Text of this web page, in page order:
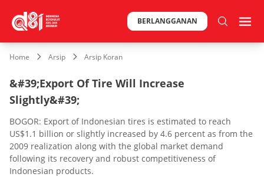
BERLANGGANAN
Home Arsip Arsip Koran
&#39;Export Of Tire Will Increase
Slightly&#39;
BOGOR: Export of Indonesian tires is estimated to reach
US$1.1 billion or slightly increased by 4.6 percent as from the
2009 realization along with the global market demand
following its recovery and robust competitiveness of
Indonesian products.